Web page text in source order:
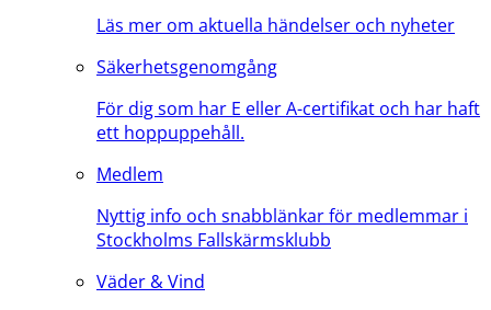
Läs mer om aktuella händelser och nyheter
Säkerhetsgenomgång
För dig som har E eller A-certifikat och har haft
ett hoppuppehåll.
Medlem
Nyttig info och snabblänkar för medlemmar i
Stockholms Fallskärmsklubb
Väder & Vind